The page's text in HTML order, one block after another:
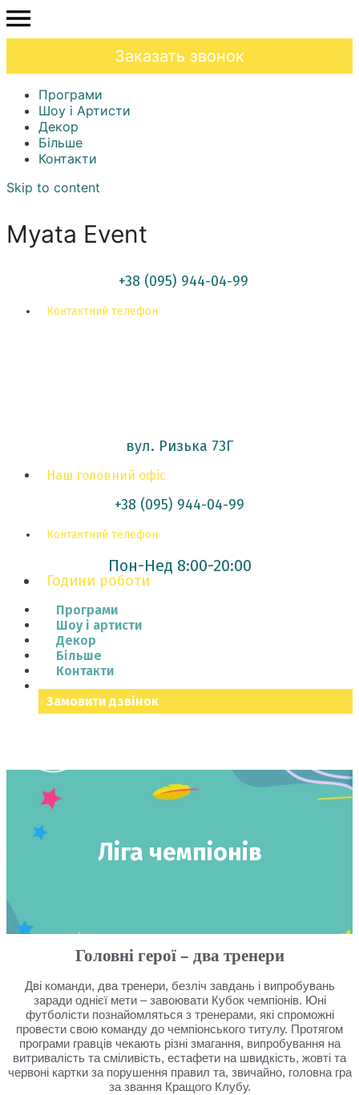
Заказать звонок
Програми
Шоу і Артисти
Декор
Більше
Контакти
Skip to content
Myata Event
+38 (095) 944-04-99
Контактний телефон
вул. Ризька 73Г
Наш головний офіс
+38 (095) 944-04-99
Контактний телефон
Пон-Нед 8:00-20:00
Години роботи
Програми
Шоу і артисти
Декор
Більше
Контакти
Замовити дзвінок
Ліга чемпіонів
Головні герої – два тренери
Дві команди, два тренери, безліч завдань і випробувань
заради однієї мети – завоювати Кубок чемпіонів. Юні
футболісти познайомляться з тренерами, які спроможні
провести свою команду до чемпіонського титулу. Протягом
програми гравців чекають різні змагання, випробування на
витривалість та сміливість, естафети на швидкість, жовті та
червоні картки за порушення правил та, звичайно, головна гра
за звання Кращого Клубу.